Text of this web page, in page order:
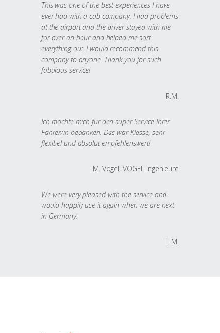
This was one of the best experiences I have
ever had with a cab company. I had problems
at the airport and the driver stayed with me
for over an hour and helped me sort
everything out. I would recommend this
company to anyone. Thank you for such
fabulous service!
R.M.
Ich möchte mich für den super Service Ihrer
Fahrer/in bedanken. Das war Klasse, sehr
flexibel und absolut empfehlenswert!
M. Vogel, VOGEL Ingenieure
We were very pleased with the service and
would happily use it again when we are next
in Germany.
T. M.